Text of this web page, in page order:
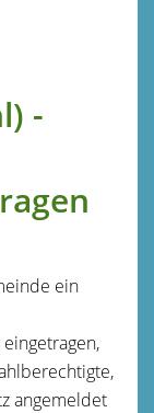
-
ein
angemeldet